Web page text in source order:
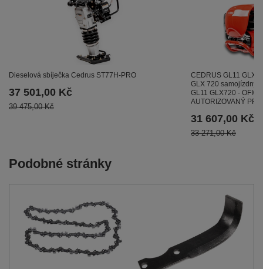
Dieselová sbíječka Cedrus ST77H-PRO
37 501,00 Kč
39 475,00 Kč
CEDRUS GL11
GLX 720 samojízdný
GL11 GLX720 -
AUTORIZOVANÝ
31 607,00 Kč
33 271,00 Kč
Podobné stránky